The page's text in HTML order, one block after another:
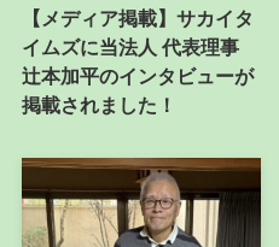
【メディア掲載】サカイタ
イムズに当法人 代表理事
辻本加平のインタビューが
掲載されました！